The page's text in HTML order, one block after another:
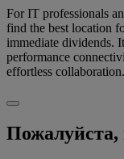
For IT professionals
find the best location
immediate dividends.
performance
effortless collaboration.